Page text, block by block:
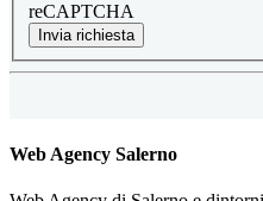
reCAPTCHA
Invia richiesta
Web Agency Salerno